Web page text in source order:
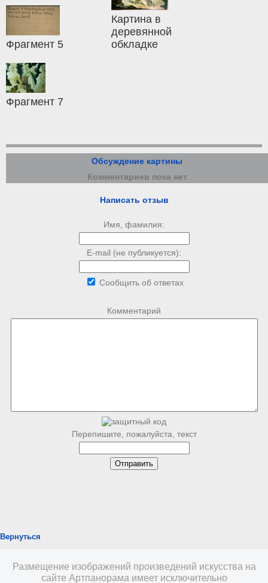
Фрагмент 5
Картина в
деревянной
обкладке
Фрагмент 7
Обсуждение картины
Комментариев пока нет
Написать отзыв
Имя, фамилия:
E-mail (не публикуется):
Сообщить об ответах
Комментарий
Перепишите, пожалуйста, текст
Вернуться
Размещение изображений произведений искусства на
сайте Артпанорама имеет исключительно